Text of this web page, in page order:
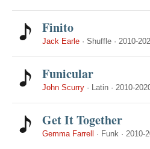
Finito
Jack Earle · Shuffle · 2010-
Funicular
John Scurry · Latin · 2010-
Get It Together
Gemma Farrell · Funk · 2010-